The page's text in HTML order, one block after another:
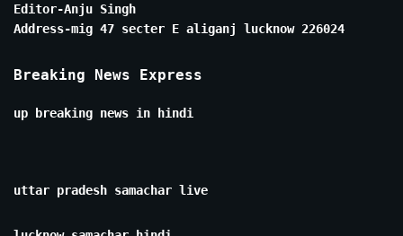
Editor-Anju Singh
Address-mig 47 secter E aliganj lucknow 226024
Breaking News Express
up breaking news in hindi
uttar pradesh samachar live